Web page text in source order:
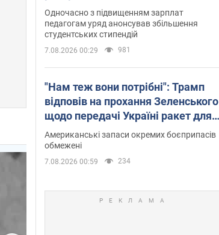
Одночасно з підвищенням зарплат
педагогам уряд анонсував збільшення
студентських стипендій
7.08.2026 00:29 981
"Нам теж вони потрібні": Трамп
відповів на прохання Зеленського
щодо передачі Україні ракет для
Patriot
Американські запаси окремих боєприпасів
обмежені
7.08.2026 00:59 234